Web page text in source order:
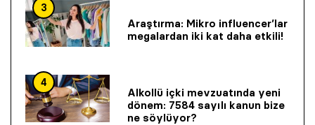
3
Araştırma: Mikro influencer’lar
megalardan iki kat daha etkili!
4
Alkollü içki mevzuatında yeni
dönem: 7584 sayılı kanun bize
ne söylüyor?